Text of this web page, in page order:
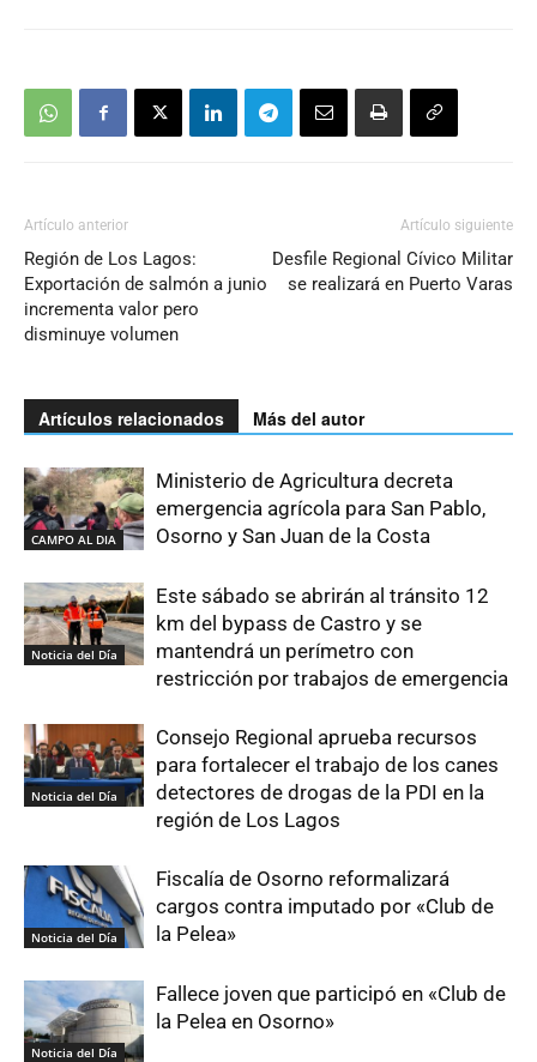
Artículo anterior
Región de Los Lagos:
Exportación de salmón a junio
incrementa valor pero
disminuye volumen
Artículo siguiente
Desfile Regional Cívico Militar
se realizará en Puerto Varas
Artículos relacionados Más del autor
CAMPO AL DIA
Ministerio de Agricultura decreta
emergencia agrícola para San Pablo,
Osorno y San Juan de la Costa
Noticia del Día
Este sábado se abrirán al tránsito 12
km del bypass de Castro y se
mantendrá un perímetro con
restricción por trabajos de emergencia
Noticia del Día
Consejo Regional aprueba recursos
para fortalecer el trabajo de los canes
detectores de drogas de la PDI en la
región de Los Lagos
Noticia del Día
Fiscalía de Osorno reformalizará
cargos contra imputado por «Club de
la Pelea»
Noticia del Día
Fallece joven que participó en «Club de
la Pelea en Osorno»